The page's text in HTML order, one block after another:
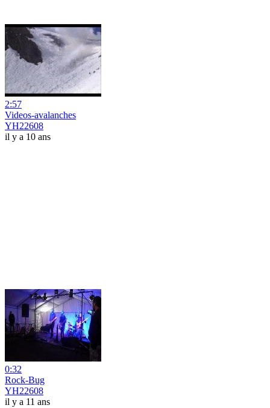
2:57
Videos-avalanches
YH22608
il y a 10 ans
0:32
Rock-Bug
YH22608
il y a 11 ans